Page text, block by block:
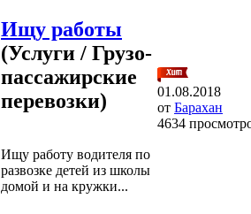
Ищу работы
(Услуги / Грузо-
пассажирские
перевозки)
Ищу работу водителя по
развозке детей из школы
домой и на кружки...
01.08.2018
от Барахан
4634